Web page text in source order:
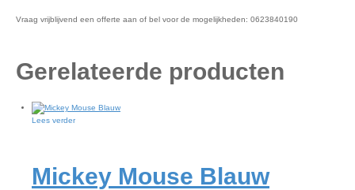
Vraag vrijblijvend een offerte aan of bel voor de mogelijkheden: 0623840190
Gerelateerde producten
Lees verder
Mickey Mouse Blauw